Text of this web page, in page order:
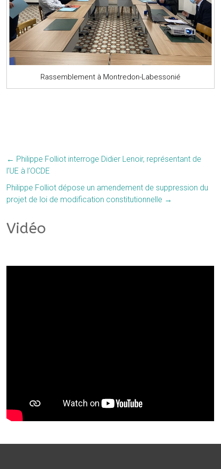
Rassemblement à Montredon-Labessonié
← Philippe Folliot interroge Didier Lenoir, représentant de
l’UE à l’OCDE
Philippe Folliot dépose un amendement de suppression du
projet de loi de modification constitutionnelle →
Vidéo